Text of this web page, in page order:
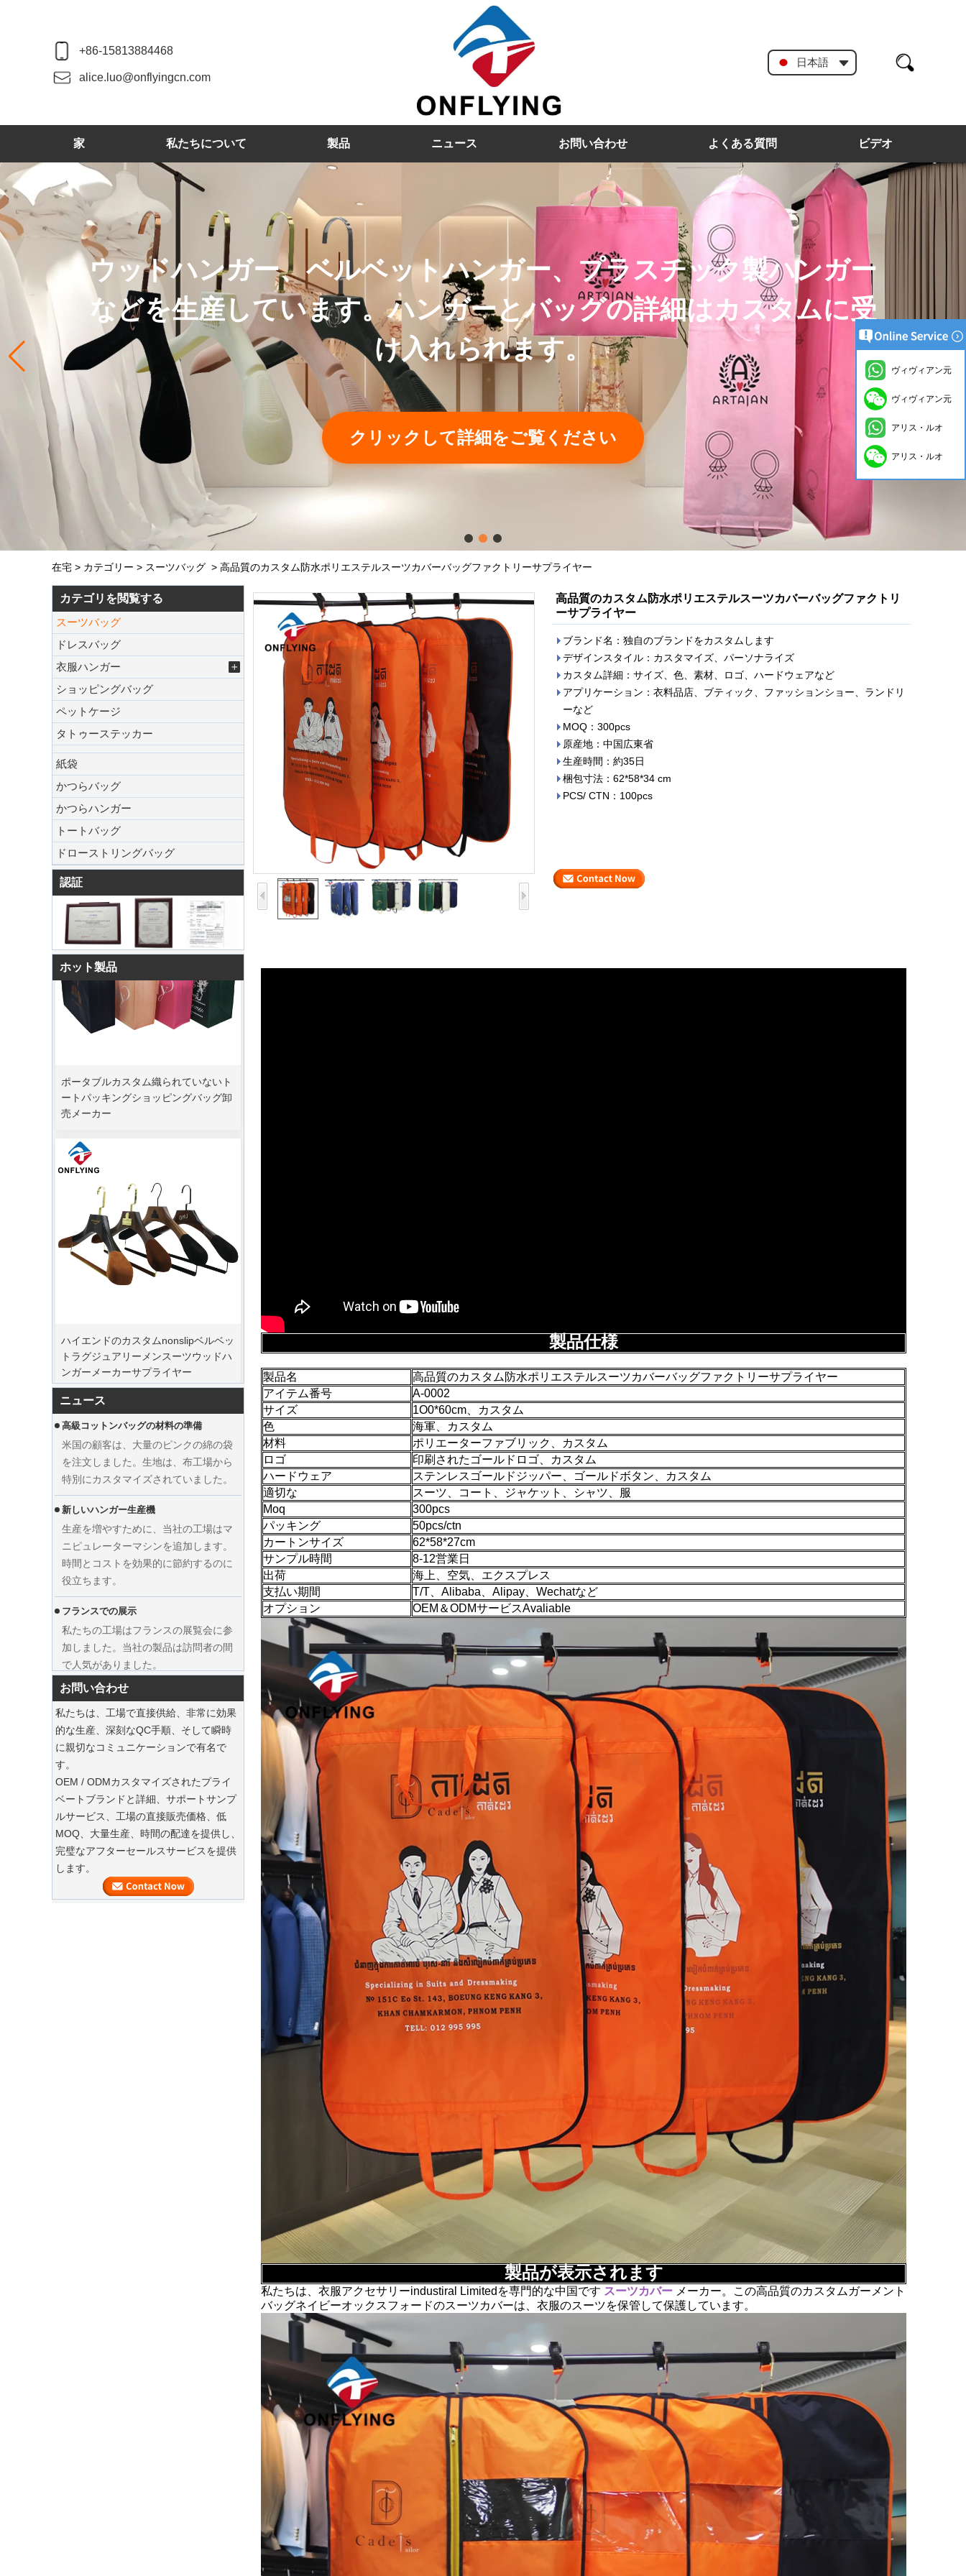
+86-15813884468
alice.luo@onflyingcn.com
日本語
家 私たちについて 製品 ニュース お問い合わせ よくある質問 ビデオ
ウッドハンガー、ベルベットハンガー、プラスチック製ハンガー
などを生産しています。ハンガーとバッグの詳細はカスタムに受
け入れられます。
クリックして詳細をご覧ください
在宅 > カテゴリー > スーツバッグ > 高品質のカスタム防水ポリエステルスーツカバーバッグファクトリーサプライヤー
カテゴリを閲覧する
スーツバッグ
ドレスバッグ
衣服ハンガー
ショッピングバッグ
ペットケージ
タトゥーステッカー
紙袋
かつらバッグ
かつらハンガー
トートバッグ
ドローストリングバッグ
認証
ホット製品
売メーカー
ンガーメーカーサプライヤー
カスタムウェディングドレスベルベッ
トハンガーの服メーカーサプライヤー
高級カスタムナチュラルキャンバスガ
ーメントコットンダストバッグファク
トリーサプライヤー
ニュース
でした。工場は、休暇後に商品を仕上
げるために生産を急いでいます。
高級コットンバッグの材料の準備
米国の顧客は、大量のピンクの綿の袋
を注文しました。生地は、布工場から
特別にカスタマイズされていました。
新しいハンガー生産機
ニピュレーターマシンを追加します。
時間とコストを効果的に節約するのに
役立ちます。
フランスでの展示
加しました。当社の製品は訪問者の間
で人気がありました。
持続可能なジュートトートは、2025年のホ
リデーショッピングを支配しています
私たちのジュートトートバッグは、今
シーズンの必需品です。
持続可能な木製のスーツハンガー
豪華なダストバッグでスーツを保存してく
ださい
私たちの工場は、ハイエンドのカスタ
マイズされた衣服スーツバッグを提供
できます
衣服のカスタムベルベットハンガー
当社の工場では、ハイエンドのカスタ
お問い合わせ
私たちは、工場で直接供給、非常に効果
的な生産、深刻なQC手順、そして瞬時
に親切なコミュニケーションで有名で
す。
OEM / ODMカスタマイズされたプライ
ベートブランドと詳細、サポートサンプ
ルサービス、工場の直接販売価格、低
MOQ、大量生産、時間の配達を提供し、
完璧なアフターセールスサービスを提供
します。
高品質のカスタム防水ポリエステルスーツカバーバッグファクトリ
ーサプライヤー
ブランド名：独自のブランドをカスタムします
デザインスタイル：カスタマイズ、パーソナライズ
カスタム詳細：サイズ、色、素材、ロゴ、ハードウェアなど
アプリケーション：衣料品店、ブティック、ファッションショー、ランドリ
ーなど
MOQ：300pcs
原産地：中国広東省
生産時間：約35日
梱包寸法：62*58*34 cm
PCS/ CTN：100pcs
製品仕様
製品名
高品質のカスタム防水ポリエステルスーツカバーバッグファクトリーサプライヤー
アイテム番号
A-0002
サイズ
1O0*60cm、カスタム
色
海軍、カスタム
材料
ポリエーターファブリック、カスタム
ロゴ
印刷されたゴールドロゴ、カスタム
ハードウェア
ステンレスゴールドジッパー、ゴールドボタン、カスタム
適切な
スーツ、コート、ジャケット、シャツ、服
Moq
300pcs
パッキング
50pcs/ctn
カートンサイズ
62*58*27cm
サンプル時間
8-12営業日
出荷
海上、空気、エクスプレス
支払い期間
T/T、Alibaba、Alipay、Wechatなど
オプション
OEM＆ODMサービスAvaliable
製品が表示されます
私たちは、衣服アクセサリーindustiral Limitedを専門的な中国です スーツカバー メーカー。この高品質のカスタムガーメント
バッグネイビーオックスフォードのスーツカバーは、衣服のスーツを保管して保護しています。
ヴィヴィアン元
ヴィヴィアン元
アリス・ルオ
アリス・ルオ